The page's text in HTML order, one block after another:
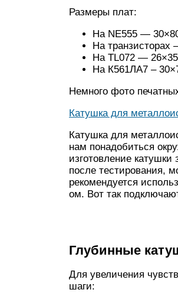
Размеры плат:
На NE555 —
На
На TL072 —
На К561ЛА7 –
Немного фото
Катушка для
Катушка для
нам понадобиться
изготовление
после тестирования,
рекомендуется
ом. Вот так
Глубинные
Для увеличения
шаги: